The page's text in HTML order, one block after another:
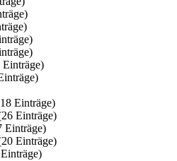
Einträge)
Einträge)
Einträge)
Einträge)
Einträge)